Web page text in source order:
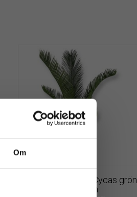
Om
Palm | Konstgjord Cycas grön
UV 60 cm